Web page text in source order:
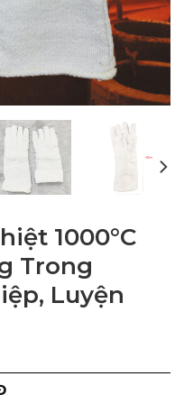
1000°C
Trong
Luyện
Giá